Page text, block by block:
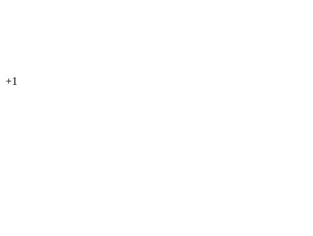
+1